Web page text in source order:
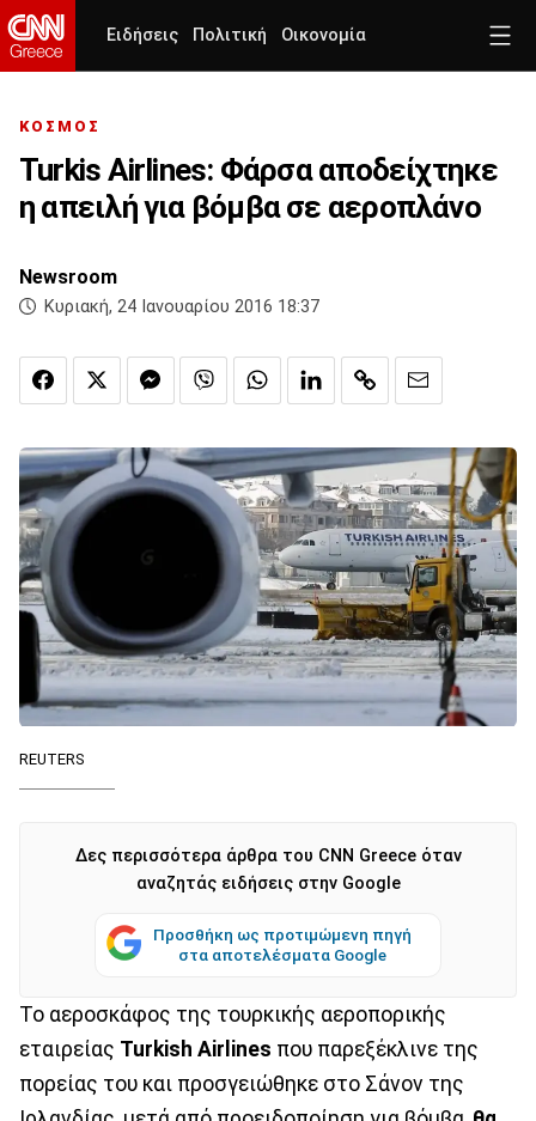
Ειδήσεις Πολιτική Οικονομία
ΚΟΣΜΟΣ
Turkis Airlines: Φάρσα αποδείχτηκε
η απειλή για βόμβα σε αεροπλάνο
Newsroom
Κυριακή, 24 Ιανουαρίου 2016 18:37
REUTERS
Δες περισσότερα άρθρα του CNN Greece όταν
αναζητάς ειδήσεις στην Google
Προσθήκη ως προτιμώμενη πηγή
στα αποτελέσματα Google
Το αεροσκάφος της τουρκικής αεροπορικής
εταιρείας Turkish Airlines που παρεξέκλινε της
πορείας του και προσγειώθηκε στο Σάνον της